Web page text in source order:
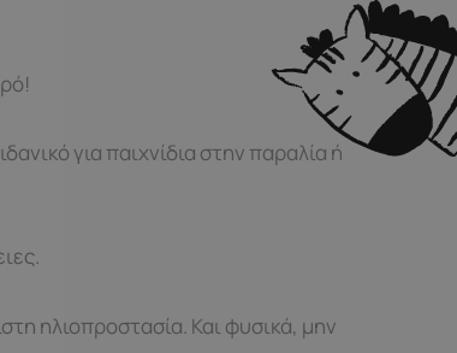
για παιχνίδια στην παραλία ή
ηλιοπροστασία. Και φυσικά, μην